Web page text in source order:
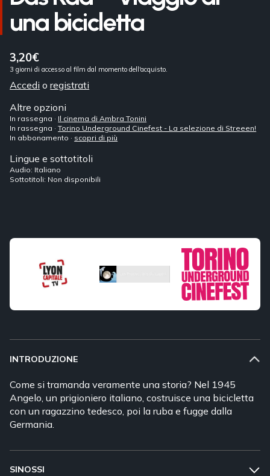
una bicicletta
3,20€
3 giorni di accesso al film dal momento dell'acquisto.
Accedi oregistrati
Altre opzioni
In rassegna · Il cinema di Ambra Tonini
In rassegna ·Torino Underground Cinefest - La selezione di Streeen!
In abbonamento · scopri di più
Lingue e sottotitoli
Audio: Italiano
Sottotitoli: Non disponibili
INTRODUZIONE
Come si tramanda veramente una storia? Nel 1945
Angelo, un prigioniero italiano, costruisce una bicicletta
con un ragazzino tedesco, poi la ruba e fugge dalla
Germania.
SINOSSI